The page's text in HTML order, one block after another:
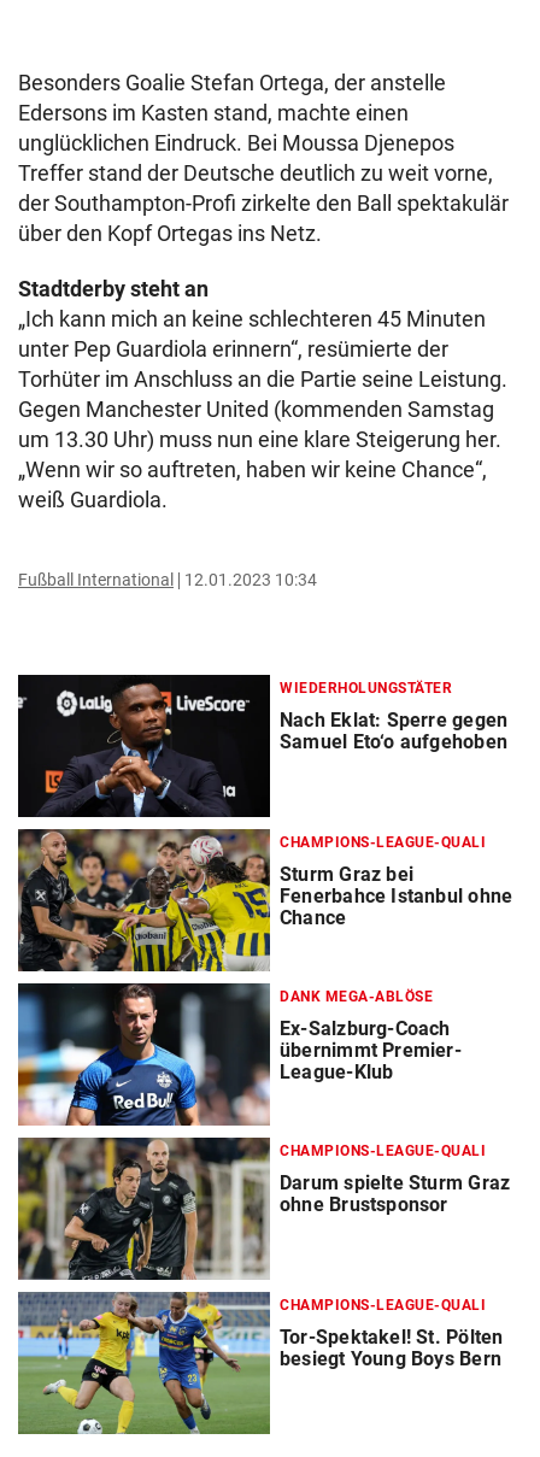
Besonders Goalie Stefan Ortega, der anstelle
Edersons im Kasten stand, machte einen
unglücklichen Eindruck. Bei Moussa Djenepos
Treffer stand der Deutsche deutlich zu weit vorne,
der Southampton-Profi zirkelte den Ball spektakulär
über den Kopf Ortegas ins Netz.
Stadtderby steht an
„Ich kann mich an keine schlechteren 45 Minuten
unter Pep Guardiola erinnern“, resümierte der
Torhüter im Anschluss an die Partie seine Leistung.
Gegen Manchester United (kommenden Samstag
um 13.30 Uhr) muss nun eine klare Steigerung her.
„Wenn wir so auftreten, haben wir keine Chance“,
weiß Guardiola.
Fußball International 12.01.2023 10:34
WIEDERHOLUNGSTÄTER
Nach Eklat: Sperre gegen
Samuel Eto‘o aufgehoben
CHAMPIONS-LEAGUE-QUALI
Sturm Graz bei
Fenerbahce Istanbul ohne
Chance
DANK MEGA-ABLÖSE
Ex-Salzburg-Coach
übernimmt Premier-
League-Klub
CHAMPIONS-LEAGUE-QUALI
Darum spielte Sturm Graz
ohne Brustsponsor
CHAMPIONS-LEAGUE-QUALI
Tor-Spektakel! St. Pölten
besiegt Young Boys Bern